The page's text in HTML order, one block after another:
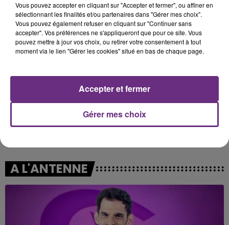
16h23
16h23
ALEX WARREN
16h20
16h20
DASHA
A L'ANTENNE
Vous pouvez accepter en cliquant sur "Accepter et fermer", ou affiner en
sélectionnant les finalités et/ou partenaires dans "Gérer mes choix".
Vous pouvez également refuser en cliquant sur "Continuer sans
accepter". Vos préférences ne s'appliqueront que pour ce site. Vous
pouvez mettre à jour vos choix, ou retirer votre consentement à tout
moment via le lien "Gérer les cookies" situé en bas de chaque page.
Gérer mes choix
Accepter et fermer